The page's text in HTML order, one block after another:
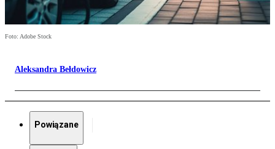
Foto: Adobe Stock
Aleksandra Bełdowicz
Powiązane